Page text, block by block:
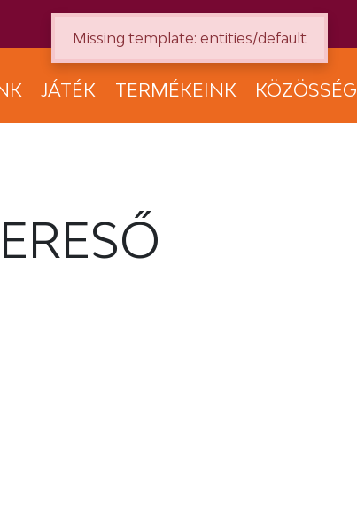
JÁTÉK TERMÉKEINK KÖZÖSSÉG
Missing template: entities/default